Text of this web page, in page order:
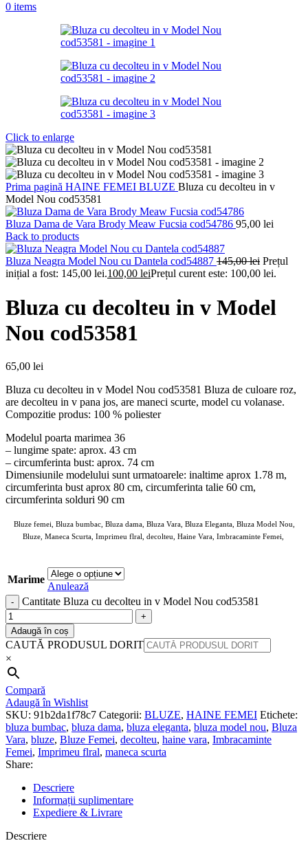
0 items
Click to enlarge
Prima pagină HAINE FEMEI BLUZE Bluza cu decolteu in v
Model Nou cod53581
Bluza Dama de Vara Brody Meaw Fucsia cod54786 95,00 lei
Back to products
Bluza Neagra Model Nou cu Dantela cod54887 145,00lei Prețul
inițial a fost: 145,00 lei.100,00 leiPrețul curent este: 100,00 lei.
Bluza cu decolteu in v Model
Nou cod53581
65,00 lei
Bluza cu decolteu in v Model Nou cod53581 Bluza de culoare roz,
are decolteu in v pana jos, are maneci scurte, model cu volanase.
Compozitie produs: 100 % poliester
Modelul poarta marimea 36
– lungime spate: aprox. 43 cm
– circumferinta bust: aprox. 74 cm
Dimensiunile modelului sunt urmatoarele: inaltime aprox 1.78 m,
circumferinta bust aprox 80 cm, circumferinta talie 60 cm,
circumferinta solduri 90 cm
Bluze femei, Bluza bumbac, Bluza dama, Bluza Vara, Bluza Eleganta, Bluza Model Nou,
Bluze, Maneca Scurta, Imprimeu flral, decolteu, Haine Vara, Imbracaminte Femei,
Marime
Anulează
Cantitate Bluza cu decolteu in v Model Nou cod53581
Adaugă în coș
CAUTĂ PRODUSUL DORIT
×
Compară
Adaugă în Wishlist
SKU: 91b2da1f78c7 Categorii: BLUZE, HAINE FEMEI Etichete:
bluza bumbac, bluza dama, bluza eleganta, bluza model nou, Bluza
Vara, bluze, Bluze Femei, decolteu, haine vara, Imbracaminte
Femei, Imprimeu flral, maneca scurta
Share:
Descriere
Informații suplimentare
Expediere & Livrare
Descriere